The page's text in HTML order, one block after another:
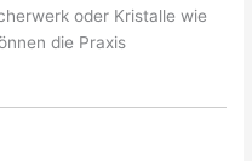
oder Kristalle wie
die Praxis